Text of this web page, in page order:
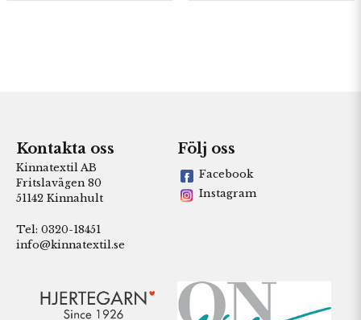
Kontakta oss
Kinnatextil AB
Fritslavägen 80
51142 Kinnahult
Tel: 0320-18451
info@kinnatextil.se
Följ oss
Facebook
Instagram